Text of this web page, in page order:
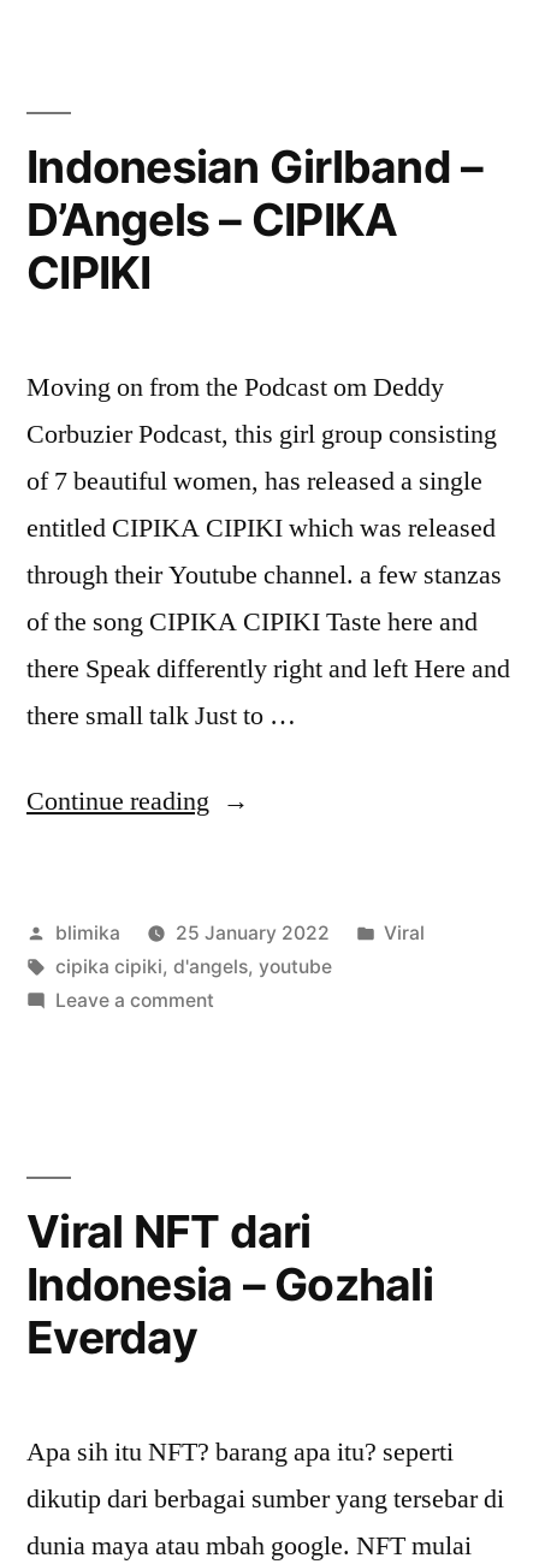
Indonesian Girlband –
D’Angels – CIPIKA
CIPIKI
Moving on from the Podcast om Deddy
Corbuzier Podcast, this girl group consisting
of 7 beautiful women, has released a single
entitled CIPIKA CIPIKI which was released
through their Youtube channel. a few stanzas
of the song CIPIKA CIPIKI Taste here and
there Speak differently right and left Here and
there small talk Just to …
Continue reading “Indonesian
D’Angels
–
Posted
by
blimika 25 January 2022
Posted
Viral
Tags:
cipika cipiki, d'angels, youtube
Leave a commenton
CIPIKI
Viral NFT dari
Indonesia – Gozhali
Everday
Apa sih itu NFT? barang apa itu? seperti
dikutip dari berbagai sumber yang tersebar di
dunia maya atau mbah google. NFT mulai